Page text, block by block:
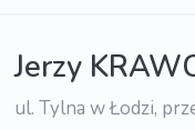
Jerzy
ul. Tylna w Łodzi,